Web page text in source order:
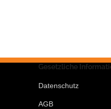
Gesetzliche
Datenschutz
AGB